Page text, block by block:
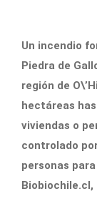
Un incendio
Piedra de
región de
hectáreas
viviendas o
controlado
personas
Biobiochile.cl,